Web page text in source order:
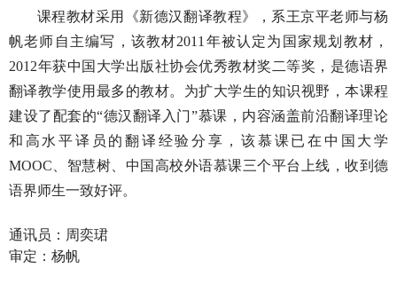
课程教材采用《新德汉翻译教程》，系王京平老师与杨
帆老师自主编写，该教材2011 年被认定为国家规划教材，
2012年获中国大学出版社协会优秀教材奖二等奖，是德语界
翻译教学使用最多的教材。为扩大学生的知识视野，本课程
建设了配套的“德汉翻译入门”慕课，内容涵盖前沿翻译理论
和高水平译员的翻译经验分享，该慕课已在中国大学
MOOC 、智慧树、中国高校外语慕课三个平台上线，收到德
语界师生一致好评。
通讯员：周奕珺
审定：杨帆